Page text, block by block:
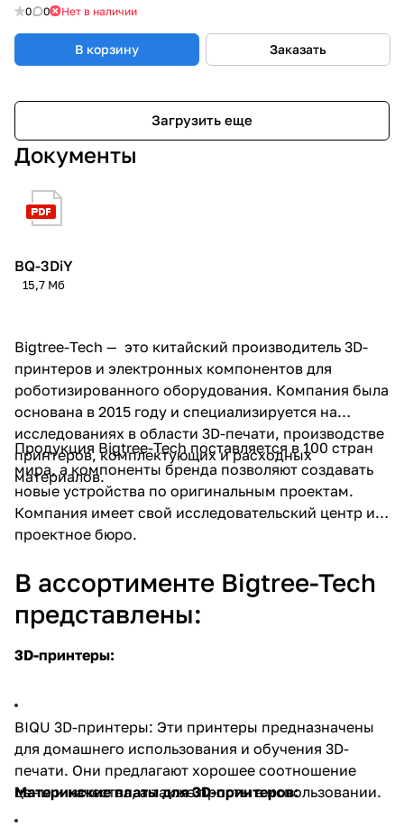
0 0 Нет в наличии
В корзину Заказать
Загрузить еще
Документы
BQ-3DiY
15,7 Мб
Bigtree-Tech — это китайский производитель 3D-
принтеров и электронных компонентов для
роботизированного оборудования. Компания была
основана в 2015 году и специализируется на
исследованиях в области 3D-печати, производстве
принтеров, комплектующих и расходных
материалов.
Продукция Bigtree-Tech поставляется в 100 стран
мира, а компоненты бренда позволяют создавать
новые устройства по оригинальным проектам.
Компания имеет свой исследовательский центр и
проектное бюро.
В ассортименте Bigtree-Tech
представлены:
3D-принтеры:
BIQU 3D-принтеры: Эти принтеры предназначены
для домашнего использования и обучения 3D-
печати. Они предлагают хорошее соотношение
цены и качества, а также просты в использовании.
Материнские платы для 3D-принтеров: